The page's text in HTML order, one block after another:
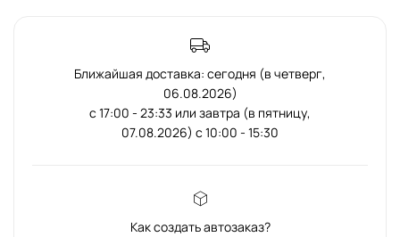
Ближайшая доставка: сегодня (в четверг,
06.08.2026)
с 17:00 - 23:33 или завтра (в пятницу,
07.08.2026) с 10:00 - 15:30
Как создать автозаказ?